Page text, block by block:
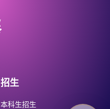
招生
本科生招生